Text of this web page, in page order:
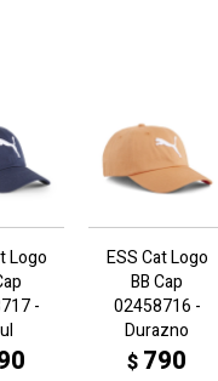
Logo
-
ESS Cat Logo
BB Cap
02458716 -
Durazno
$ 790